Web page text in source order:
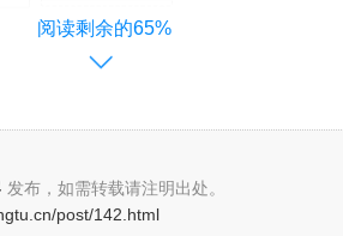
阅读剩余的65%
发布，如需转载请注明出处。
post/142.html